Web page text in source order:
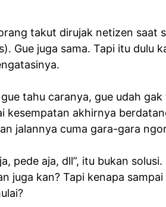
takut dirujak netizen saat
Gue juga sama. Tapi itu dulu
tahu caranya, gue udah
kesempatan akhirnya
jalannya cuma gara-gara
pede aja, dll”, itu bukan
juga kan? Tapi kenapa